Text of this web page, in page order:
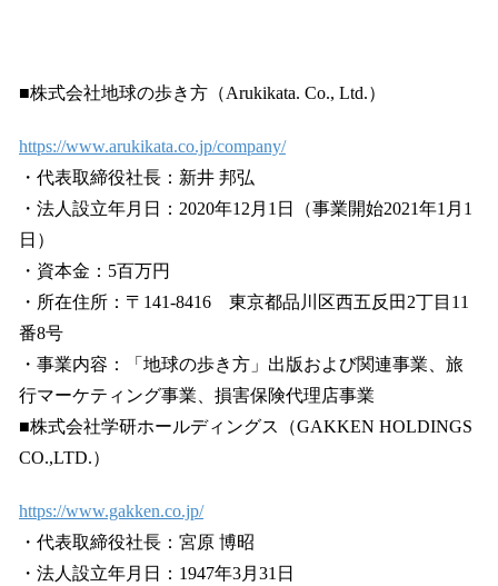
■株式会社地球の歩き方（Arukikata. Co., Ltd.）
https://www.arukikata.co.jp/company/
・代表取締役社長：新井 邦弘
・法人設立年月日：2020年12月1日（事業開始2021年1月1
日）
・資本金：5百万円
・所在住所：〒141-8416 東京都品川区西五反田2丁目11
番8号
・事業内容：「地球の歩き方」出版および関連事業、旅
行マーケティング事業、損害保険代理店事業
■株式会社学研ホールディングス（GAKKEN HOLDINGS
CO.,LTD.）
https://www.gakken.co.jp/
・代表取締役社長：宮原 博昭
・法人設立年月日：1947年3月31日